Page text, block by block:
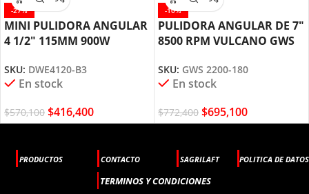
-27%
MINI PULIDORA ANGULAR
4 1/2″ 115MM 900W
SKU: DWE4120-B3
En stock
$570,100 $416,400
-10%
PULIDORA ANGULAR DE 7″
8500 RPM VULCANO GWS
SKU: GWS 2200-180
En stock
$772,400 $695,100
PRODUCTOS CONTACTO SAGRILAFT POLITICA DE DATOS
TERMINOS Y CONDICIONES